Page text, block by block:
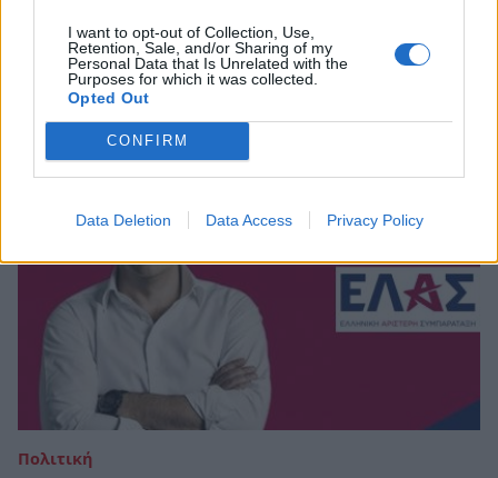
I want to opt-out of Collection, Use,
Retention, Sale, and/or Sharing of my
Personal Data that Is Unrelated with the
Purposes for which it was collected.
Opted Out
CONFIRM
Data Deletion Data Access Privacy Policy
στηρίζουν την ΕΛ.Α.Σ. – Δείτε τα ονόματα
31 Μαϊος 2026 17:14
Πολιτική